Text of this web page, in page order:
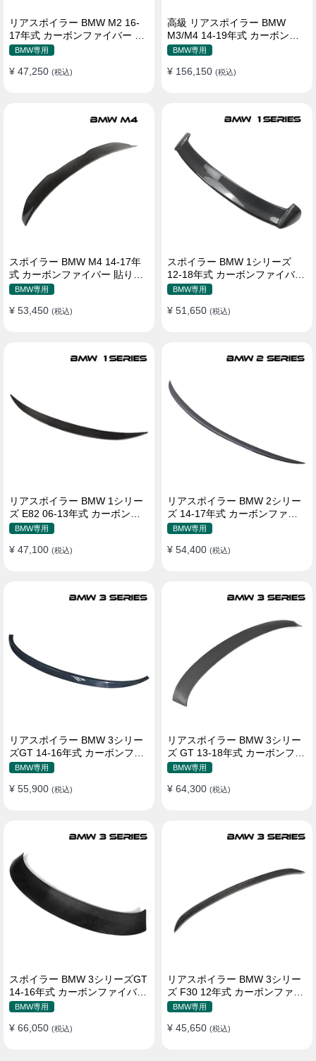
リアスポイラー BMW M2 16-
17年式 カーボンファイバー 貼
り付け装着
BMW専用
¥ 47,250 (税込)
高級 リアスポイラー BMW
M3/M4 14-19年式 カーボンフ
ァイバー リアウィング
BMW専用
¥ 156,150 (税込)
スポイラー BMW M4 14-17年
式 カーボンファイバー 貼り付
け装着
BMW専用
¥ 53,450 (税込)
スポイラー BMW 1シリーズ
12-18年式 カーボンファイバー
貼り付け装着
BMW専用
¥ 51,650 (税込)
リアスポイラー BMW 1シリー
ズ E82 06-13年式 カーボンフ
ァイバー 貼り付け装着
BMW専用
¥ 47,100 (税込)
リアスポイラー BMW 2シリー
ズ 14-17年式 カーボンファイ
バー 貼り付け装着
BMW専用
¥ 54,400 (税込)
リアスポイラー BMW 3シリー
ズGT 14-16年式 カーボンファ
イバー 貼り付け装着
BMW専用
¥ 55,900 (税込)
リアスポイラー BMW 3シリー
ズ GT 13-18年式 カーボンファ
イバー 貼り付け装着
BMW専用
¥ 64,300 (税込)
スポイラー BMW 3シリーズGT
14-16年式 カーボンファイバー
リアウイング
BMW専用
¥ 66,050 (税込)
リアスポイラー BMW 3シリー
ズ F30 12年式 カーボンファイ
バー 貼り付け装着
BMW専用
¥ 45,650 (税込)